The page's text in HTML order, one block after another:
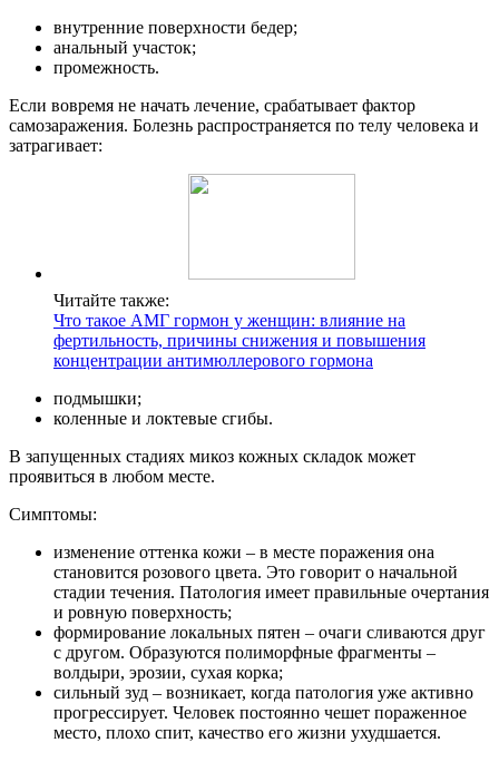
внутренние поверхности бедер;
анальный участок;
промежность.
Если вовремя не начать лечение, срабатывает фактор
самозаражения. Болезнь распространяется по телу человека и
затрагивает:
Читайте также:
Что такое АМГ гормон у женщин: влияние на
фертильность, причины снижения и повышения
концентрации антимюллерового гормона
подмышки;
коленные и локтевые сгибы.
В запущенных стадиях микоз кожных складок может
проявиться в любом месте.
Симптомы:
изменение оттенка кожи – в месте поражения она
становится розового цвета. Это говорит о начальной
стадии течения. Патология имеет правильные очертания
и ровную поверхность;
формирование локальных пятен – очаги сливаются друг
с другом. Образуются полиморфные фрагменты –
волдыри, эрозии, сухая корка;
сильный зуд – возникает, когда патология уже активно
прогрессирует. Человек постоянно чешет пораженное
место, плохо спит, качество его жизни ухудшается.